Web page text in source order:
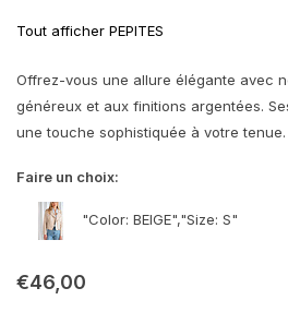
Tout afficher PEPITES
Offrez-vous une allure élégante avec
généreux et aux finitions argentées.
une touche sophistiquée à votre tenue.
Faire un choix:
"Color: BEIGE","Size: S"
€46,00